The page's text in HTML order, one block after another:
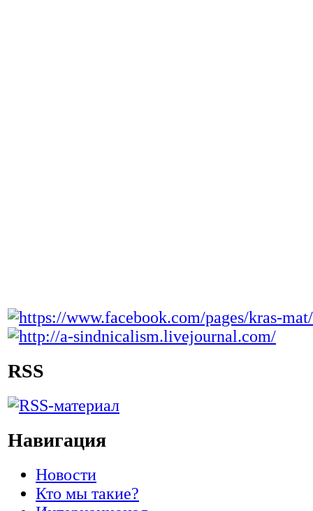
RSS
Навигация
Новости
Кто мы такие?